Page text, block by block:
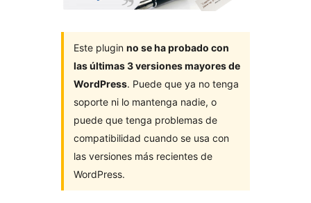
Este plugin no se ha probado con
las últimas 3 versiones mayores de
WordPress. Puede que ya no tenga
soporte ni lo mantenga nadie, o
puede que tenga problemas de
compatibilidad cuando se usa con
las versiones más recientes de
WordPress.